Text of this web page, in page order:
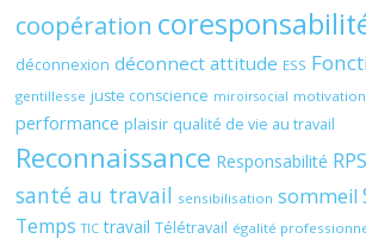
coopération
déconnexion déconnect attitude ESS
gentillesse juste conscience miroirsocial motivation
performance plaisir qualité de vie au travail
Reconnaissance Responsabilité RPS
santé au travail sensibilisation sommeil
Temps TIC travail Télétravail égalité